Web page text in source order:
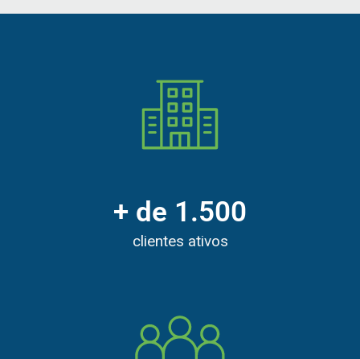
clientes ativos
+ de 1.500